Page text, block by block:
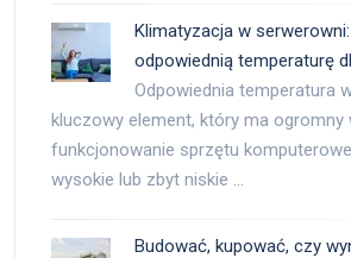
Klimatyzacja w
odpowiednią temperaturę
Odpowiednia temperatura
kluczowy element, który ma ogromny
funkcjonowanie sprzętu
wysokie lub zbyt niskie …
Budować, kupować, czy